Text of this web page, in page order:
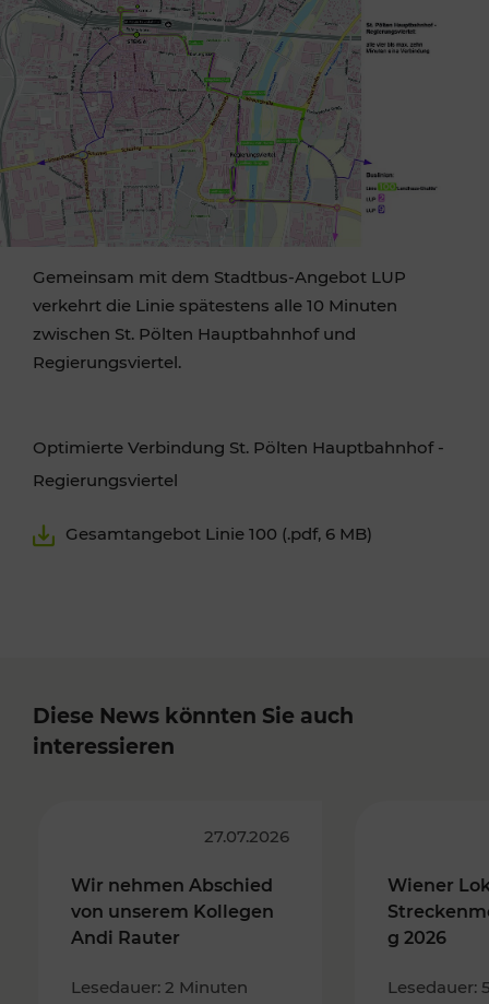
Gemeinsam mit dem Stadtbus-Angebot LUP
verkehrt die Linie spätestens alle 10 Minuten
zwischen St. Pölten Hauptbahnhof und
Regierungsviertel.
Optimierte Verbindung St. Pölten Hauptbahnhof -
Regierungsviertel
Gesamtangebot Linie 100 (.pdf, 6 MB)
Diese News könnten Sie auch
interessieren
27.07.2026
Wir nehmen Abschied
von unserem Kollegen
Andi Rauter
Lesedauer: 2 Minuten
Wiener
g 2026
Lesedauer: